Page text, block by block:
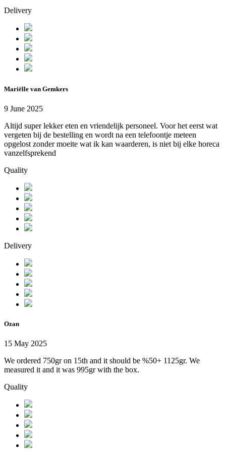
Delivery
Mariëlle van Gemkers
9 June 2025
Altijd super lekker eten en vriendelijk personeel. Voor het eerst wat
vergeten bij de bestelling en wordt na een telefoontje meteen
opgelost zonder moeite wat ik kan waarderen, is niet bij elke horeca
vanzelfsprekend
Quality
Delivery
Ozan
15 May 2025
We ordered 750gr on 15th and it should be %50+ 1125gr. We
measured it and it was 995gr with the box.
Quality